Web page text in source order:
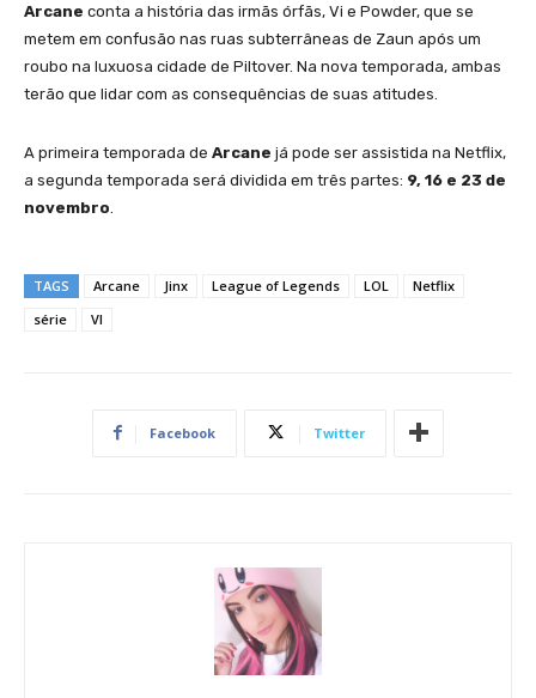
Arcane conta a história das irmãs órfãs, Vi e Powder, que se
metem em confusão nas ruas subterrâneas de Zaun após um
roubo na luxuosa cidade de Piltover. Na nova temporada, ambas
terão que lidar com as consequências de suas atitudes.
A primeira temporada de Arcane já pode ser assistida na Netflix,
a segunda temporada será dividida em três partes: 9, 16 e 23 de
novembro
TAGS Arcane Jinx League of Legends LOL
Netflix
série
VI
Facebook Twitter